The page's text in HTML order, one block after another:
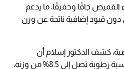
القميص جافًا وخفيفًا، ما يدعم
دون قيود إضافية ناتجة عن وزن
كشف الدكتور إسلام أن
القطن يحتوي طبيعيًا على نسبة رطوبة تصل إلى 8.5% من وزنه،